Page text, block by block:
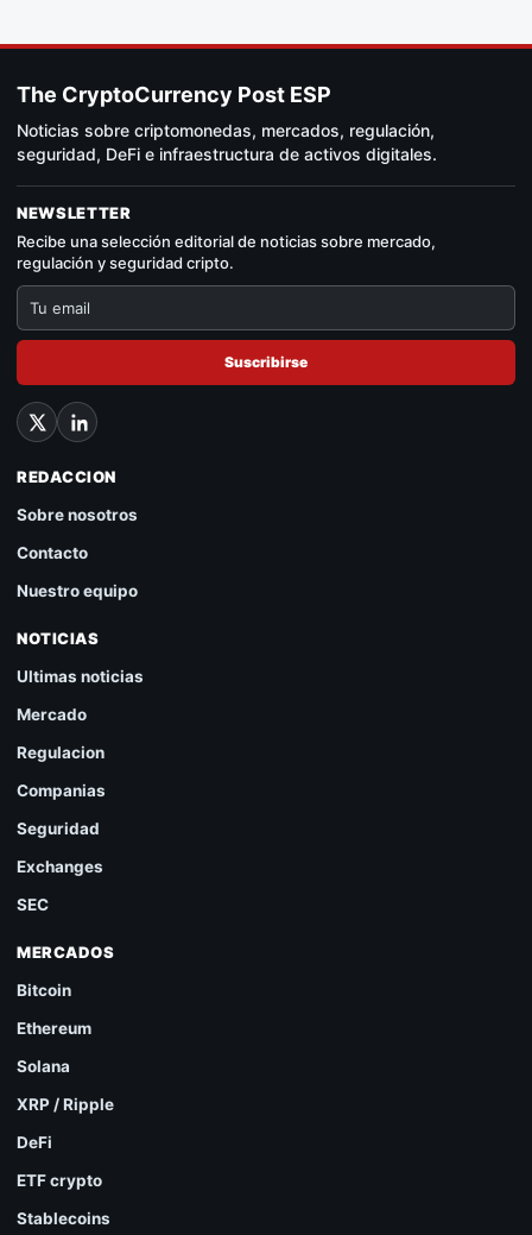
The CryptoCurrency Post ESP
Noticias sobre criptomonedas, mercados, regulación,
seguridad, DeFi e infraestructura de activos digitales.
NEWSLETTER
Recibe una selección editorial de noticias sobre mercado,
regulación y seguridad cripto.
Suscribirse
REDACCION
Sobre nosotros
Contacto
Nuestro equipo
NOTICIAS
Ultimas noticias
Mercado
Regulacion
Companias
Seguridad
Exchanges
SEC
MERCADOS
Bitcoin
Ethereum
Solana
XRP / Ripple
DeFi
ETF crypto
Stablecoins